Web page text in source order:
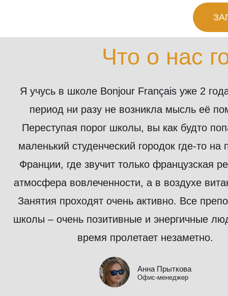
Что о нас
Я учусь в школе Bonjour Français уже 2
период ни разу не возникла мысль её
Переступая порог школы, вы как будто
маленький студенческий городок где-то на
Франции, где звучит только французская
атмосфера вовлеченности, а в воздухе
Занятия проходят очень активно. Все
школы – очень позитивные и энергичные
время пролетает незаметно.
Анна Прыткова
Офис-менеджер